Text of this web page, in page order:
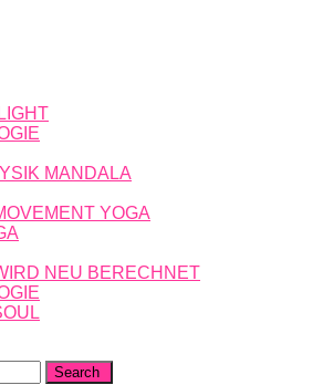
MANDALA
YOGA
NEU BERECHNET